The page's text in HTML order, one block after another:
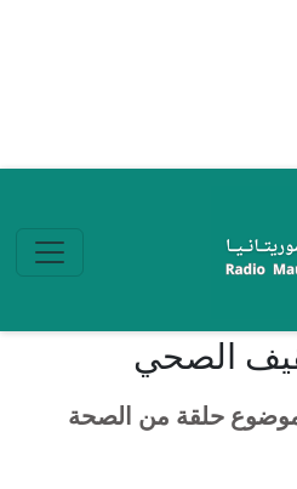
الصحي
حلقة من الصحة